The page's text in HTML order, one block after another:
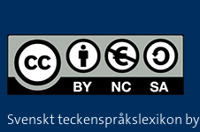
Svenskt teckenspråkslexikon by